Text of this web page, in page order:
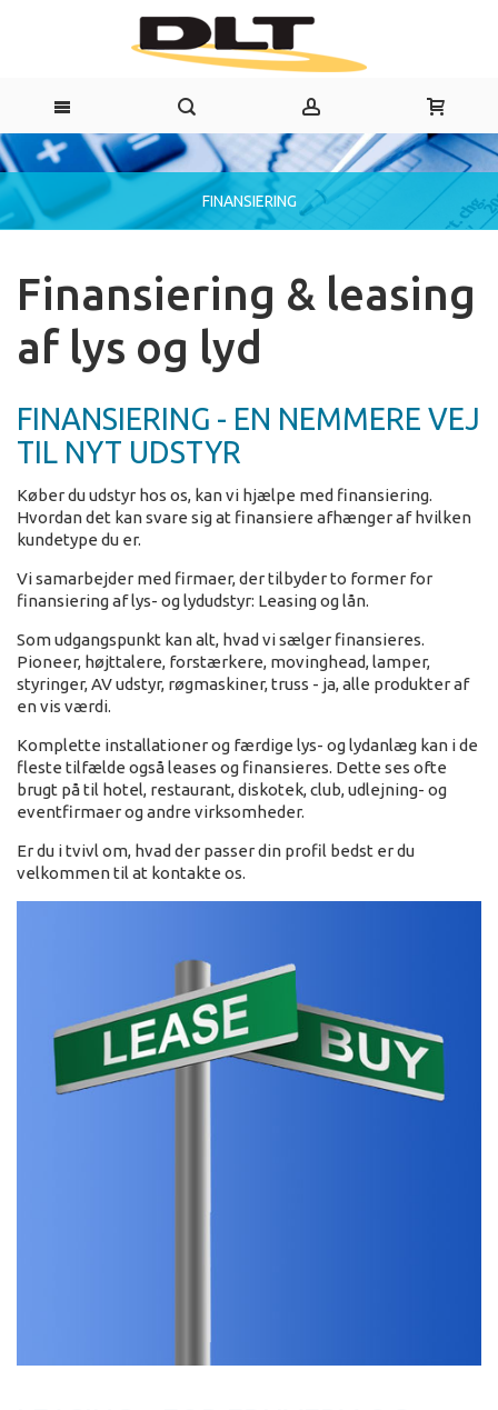
FINANSIERING
Finansiering & leasing
af lys og lyd
FINANSIERING - EN NEMMERE VEJ
TIL NYT UDSTYR
Køber du udstyr hos os, kan vi hjælpe med finansiering.
Hvordan det kan svare sig at finansiere afhænger af hvilken
kundetype du er.
Vi samarbejder med firmaer, der tilbyder to former for
finansiering af lys- og lydudstyr: Leasing og lån.
Som udgangspunkt kan alt, hvad vi sælger finansieres.
Pioneer, højttalere, forstærkere, movinghead, lamper,
styringer, AV udstyr, røgmaskiner, truss - ja, alle produkter af
en vis værdi.
Komplette installationer og færdige lys- og lydanlæg kan i de
fleste tilfælde også leases og finansieres. Dette ses ofte
brugt på til hotel, restaurant, diskotek, club, udlejning- og
eventfirmaer og andre virksomheder.
Er du i tvivl om, hvad der passer din profil bedst er du
velkommen til at kontakte os.